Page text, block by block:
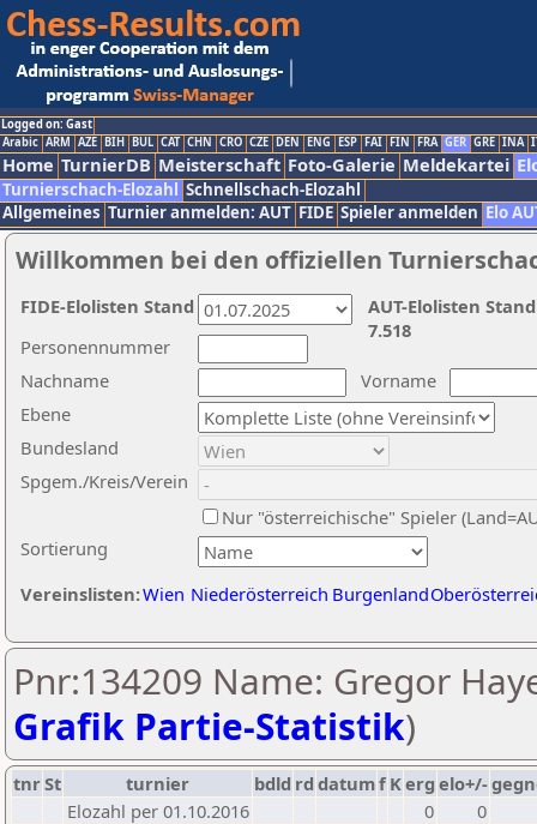
Logged on: Gast
Arabic ARM AZE BIH BUL CAT CHN CRO CZE DEN ENG ESP FAI FIN FRA GER GRE INA
Home TurnierDB Meisterschaft Foto-Galerie Meldekartei
Turnierschach-Elozahl Schnellschach-Elozahl
Allgemeines Turnier anmelden: AUT FIDE Spieler anmelden Elo
Willkommen bei den offiziellen
Nachname
Vorname
Ebene
Sortierung
Personennummer
Bundesland
Spgem./Kreis/Verein
Nur "österreichische" Spieler
Vereinslisten:Wien Niederösterreich Burgenland
AUT-Elolisten
7.518
FIDE-Elolisten Stand
Pnr:134209 Name: Gregor
Grafik Partie-Statistik)
tnrSt turnier bdld rd datumf Kerg elo+/-
Elozahl per 01.10.2016
0
0